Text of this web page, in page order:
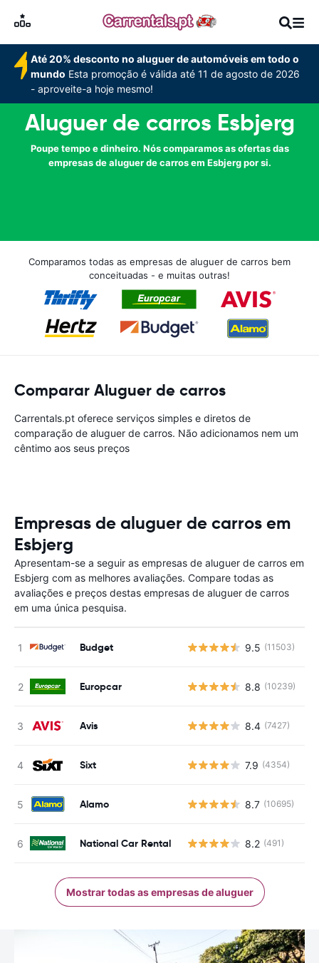
Até 20% desconto no aluguer de automóveis em todo o
mundo Esta promoção é válida até 11 de agosto de 2026
- aproveite-a hoje mesmo!
Aluguer de carros Esbjerg
Poupe tempo e dinheiro. Nós comparamos as ofertas das
empresas de aluguer de carros em Esbjerg por si.
Comparamos todas as empresas de aluguer de carros bem
conceituadas - e muitas outras!
Comparar Aluguer de carros
Carrentals.pt oferece serviços simples e diretos de
comparação de aluguer de carros. Não adicionamos nem um
cêntimo aos seus preços
Empresas de aluguer de carros em
Esbjerg
Apresentam-se a seguir as empresas de aluguer de carros em
Esbjerg com as melhores avaliações. Compare todas as
avaliações e preços destas empresas de aluguer de carros
em uma única pesquisa.
Budget 9.5 (11503)
Europcar 8.8 (10239)
Avis 8.4 (7427)
Sixt 7.9 (4354)
Alamo 8.7 (10695)
National Car Rental 8.2 (491)
Mostrar todas as empresas de aluguer